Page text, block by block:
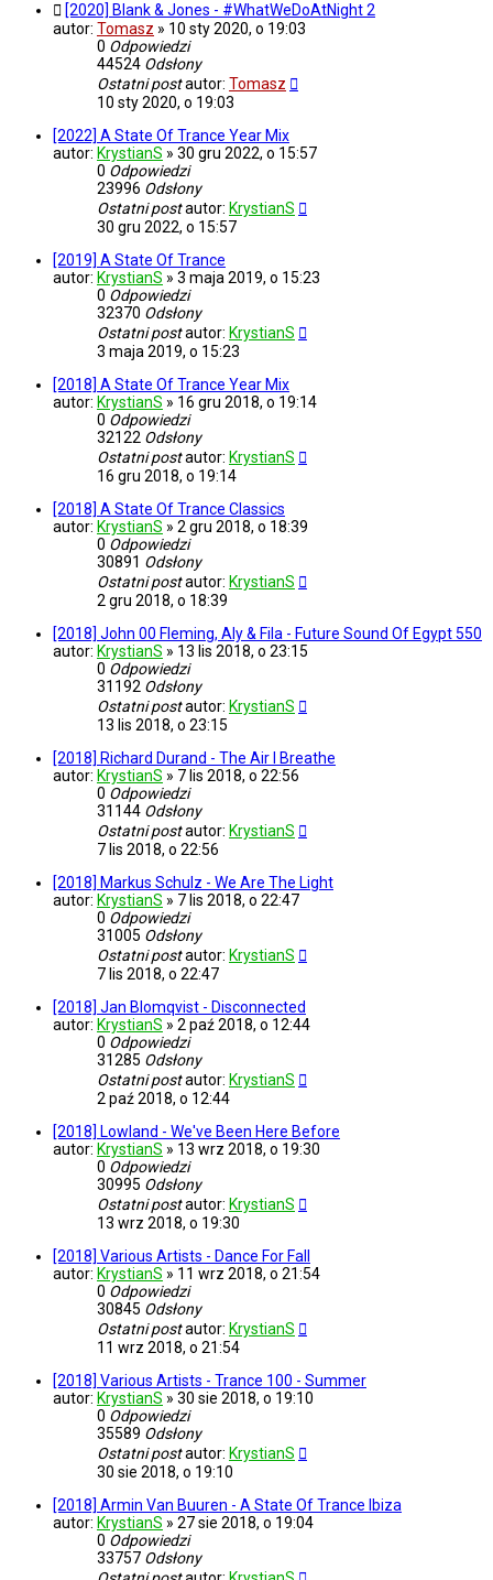
[2020] Blank & Jones - #WhatWeDoAtNight 2
autor: Tomasz » 10 sty 2020, o 19:03
0 Odpowiedzi
44524 Odsłony
Ostatni postautor: Tomasz
10 sty 2020, o 19:03
[2022] A State Of Trance Year Mix
autor: KrystianS » 30 gru 2022, o 15:57
0 Odpowiedzi
23996 Odsłony
Ostatni postautor: KrystianS
30 gru 2022, o 15:57
[2019] A State Of Trance
autor: KrystianS » 3 maja 2019, o 15:23
0 Odpowiedzi
32370 Odsłony
Ostatni postautor: KrystianS
3 maja 2019, o 15:23
[2018] A State Of Trance Year Mix
autor: KrystianS » 16 gru 2018, o 19:14
0 Odpowiedzi
32122 Odsłony
Ostatni postautor: KrystianS
16 gru 2018, o 19:14
[2018] A State Of Trance Classics
autor: KrystianS » 2 gru 2018, o 18:39
0 Odpowiedzi
30891 Odsłony
Ostatni postautor: KrystianS
2 gru 2018, o 18:39
[2018] John 00 Fleming, Aly & Fila - Future Sound Of Egypt 550
autor: KrystianS » 13 lis 2018, o 23:15
0 Odpowiedzi
31192 Odsłony
Ostatni postautor: KrystianS
13 lis 2018, o 23:15
[2018] Richard Durand - The Air I Breathe
autor: KrystianS » 7 lis 2018, o 22:56
0 Odpowiedzi
31144 Odsłony
Ostatni postautor: KrystianS
7 lis 2018, o 22:56
[2018] Markus Schulz - We Are The Light
autor: KrystianS » 7 lis 2018, o 22:47
0 Odpowiedzi
31005 Odsłony
Ostatni postautor: KrystianS
7 lis 2018, o 22:47
[2018] Jan Blomqvist - Disconnected
autor: KrystianS » 2 paź 2018, o 12:44
0 Odpowiedzi
31285 Odsłony
Ostatni postautor: KrystianS
2 paź 2018, o 12:44
[2018] Lowland - We've Been Here Before
autor: KrystianS » 13 wrz 2018, o 19:30
0 Odpowiedzi
30995 Odsłony
Ostatni postautor: KrystianS
13 wrz 2018, o 19:30
[2018] Various Artists - Dance For Fall
autor: KrystianS » 11 wrz 2018, o 21:54
0 Odpowiedzi
30845 Odsłony
Ostatni postautor: KrystianS
11 wrz 2018, o 21:54
[2018] Various Artists - Trance 100 - Summer
autor: KrystianS » 30 sie 2018, o 19:10
0 Odpowiedzi
35589 Odsłony
Ostatni postautor: KrystianS
30 sie 2018, o 19:10
[2018] Armin Van Buuren - A State Of Trance Ibiza
autor: KrystianS » 27 sie 2018, o 19:04
0 Odpowiedzi
33757 Odsłony